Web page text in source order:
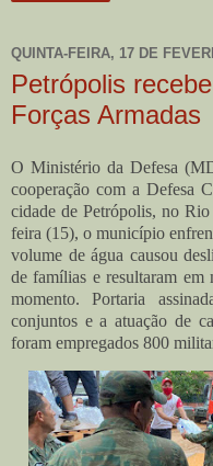
QUINTA-FEIRA, 17 DE
Petrópolis
Forças Armadas
O Ministério da Defesa
cooperação com a Defesa
cidade de Petrópolis, no
feira (15), o município
volume de água causou
de famílias e resultaram em
momento. Portaria
conjuntos e a atuação de
foram empregados 800